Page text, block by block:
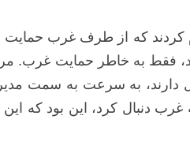
کردند که از طرف غرب حمایت
صالح 33 سال، مبارک 30 سال در حاکمیت دوام
دارند، به سرعت به سمت
دنبال کرد، این بود که